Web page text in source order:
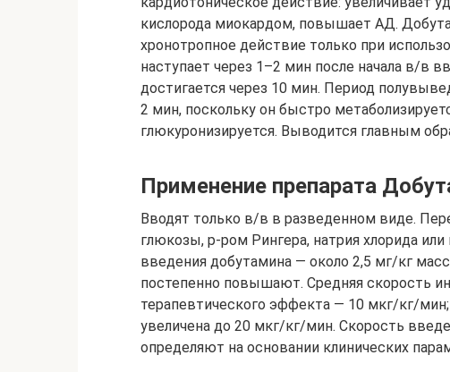
кислорода миокардом, повышает АД.
хронотропное действие только при
наступает через 1–2 мин после начала в/в
достигается через 10 мин. Период
2 мин, поскольку он быстро
глюкуронизируется. Выводится главным
Применение препарата
Вводят только в/в в разведенном виде.
глюкозы, р-ром Рингера, натрия хлорида или
введения добутамина — около 2,5 мг/кг
постепенно повышают. Средняя скорость
терапевтического эффекта — 10 мкг/кг/
увеличена до 20 мкг/кг/мин. Скорость
определяют на основании клинических